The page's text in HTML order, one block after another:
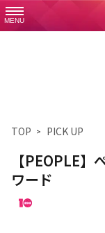
MENU
TOP PICK UP
【PEOPLE
ワード